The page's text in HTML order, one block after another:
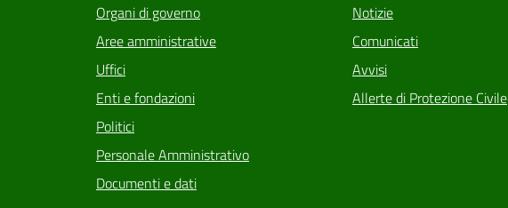
Organi di governo
Aree amministrative
Uffici
Enti e fondazioni
Politici
Personale Amministrativo
Documenti e dati
Notizie
Comunicati
Avvisi
Allerte di Protezione Civile